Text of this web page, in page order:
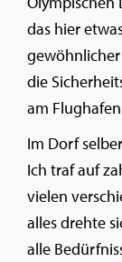
das hier
die
am
Im Dorf
Ich traf auf
vielen
alles drehte
alle